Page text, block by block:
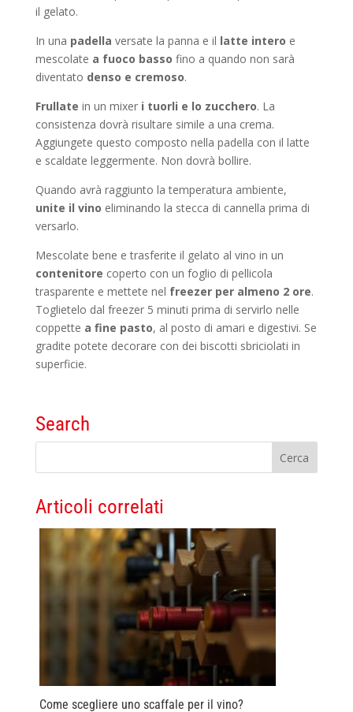
il gelato.
In una padella versate la panna e il latte intero e
mescolate a fuoco basso fino a quando non sarà
diventato denso e cremoso.
Frullate in un mixer i tuorli e lo zucchero. La
consistenza dovrà risultare simile a una crema.
Aggiungete questo composto nella padella con il latte
e scaldate leggermente. Non dovrà bollire.
Quando avrà raggiunto la temperatura ambiente,
unite il vino eliminando la stecca di cannella prima di
versarlo.
Mescolate bene e trasferite il gelato al vino in un
contenitore coperto con un foglio di pellicola
trasparente e mettete nel freezer per almeno 2 ore.
Toglietelo dal freezer 5 minuti prima di servirlo nelle
coppette a fine pasto, al posto di amari e digestivi. Se
gradite potete decorare con dei biscotti sbriciolati in
superficie.
Search
Articoli correlati
Come scegliere uno scaffale per il vino?